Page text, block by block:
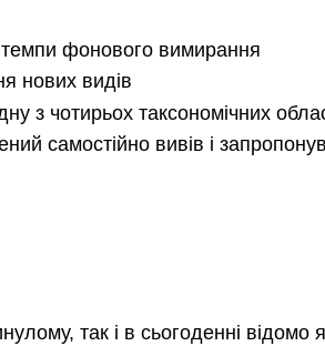
фонового вимирання
нових видів
з чотирьох таксономічних
самостійно вивів і
так і в сьогоденні відомо